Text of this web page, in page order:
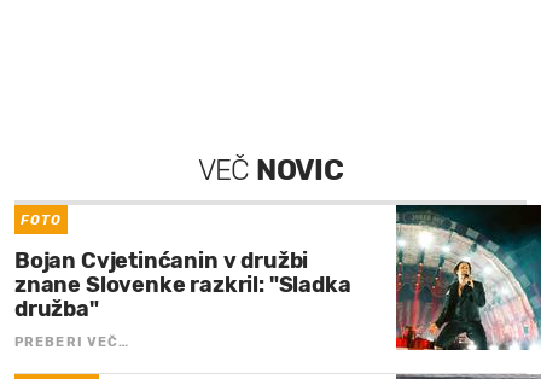
VEČ NOVIC
FOTO
Bojan Cvjetinćanin v družbi
znane Slovenke razkril: "Sladka
družba"
PREBERI VEČ…